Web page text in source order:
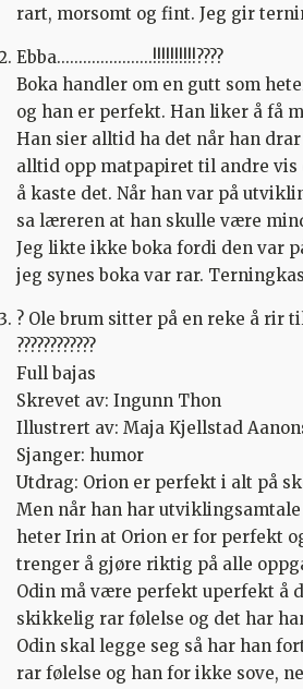
rart, morsomt og fint. Jeg gir
Ebba......................!!!!!!!!!!????
Boka handler om en gutt som
og han er perfekt. Han liker å få
Han sier alltid ha det når han
alltid opp matpapiret til andre vis
å kaste det. Når han var på
sa læreren at han skulle være
Jeg likte ikke boka fordi den var
jeg synes boka var rar.
? Ole brum sitter på en reke å rir
????????️??️??
Full bajas
Skrevet av: Ingunn Thon
Illustrert av: Maja Kjellstad
Sjanger: humor
Utdrag: Orion er perfekt i alt på
Men når han har
heter Irin at Orion er for perfekt
trenger å gjøre riktig på alle
Odin må være perfekt uperfekt å
skikkelig rar følelse og det har
Odin skal legge seg så har han
rar følelse og han for ikke sove,